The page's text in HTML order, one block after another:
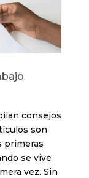
consejos
son
primeras
se vive
vez. Sin